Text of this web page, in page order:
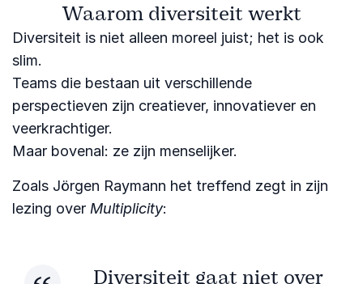
Waarom diversiteit werkt
Diversiteit is niet alleen moreel juist; het is ook
slim.
Teams die bestaan uit verschillende
perspectieven zijn creatiever, innovatiever en
veerkrachtiger.
Maar bovenal: ze zijn menselijker.
Zoals Jörgen Raymann het treffend zegt in zijn
lezing over Multiplicity:
Diversiteit gaat niet over